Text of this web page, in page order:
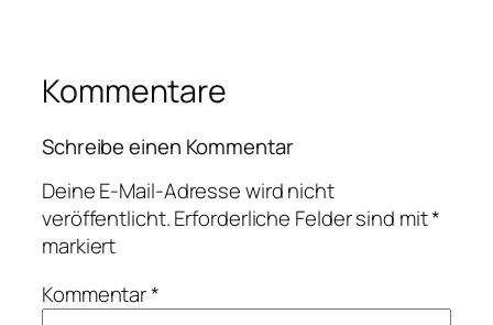
Kommentare
Schreibe einen Kommentar
Deine E-Mail-Adresse wird nicht
veröffentlicht.Erforderliche Felder sind mit*
markiert
Kommentar*